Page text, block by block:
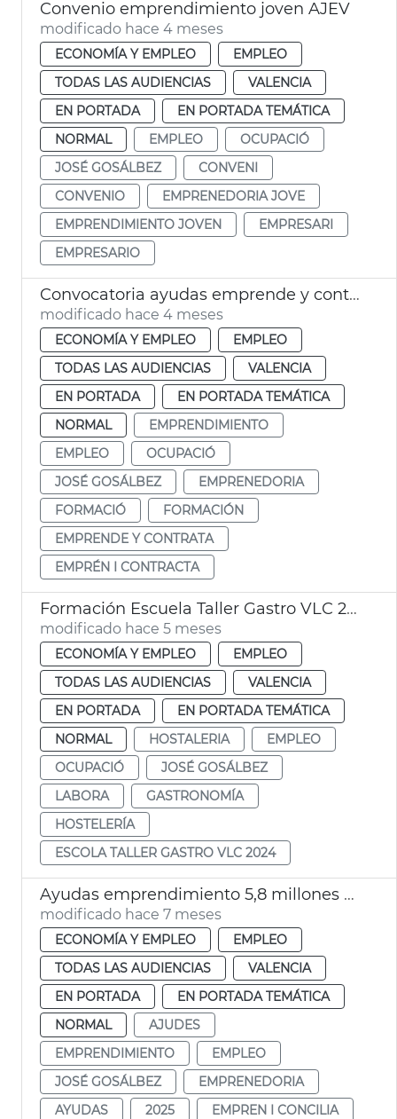
Convenio emprendimiento joven AJEV
modificado hace 4 meses
ECONOMÍA Y EMPLEO
EMPLEO
TODAS LAS AUDIENCIAS
VALENCIA
EN PORTADA
EN PORTADA TEMÁTICA
NORMAL
EMPLEO
OCUPACIÓ
JOSÉ GOSÁLBEZ
CONVENI
CONVENIO
EMPRENEDORIA JOVE
EMPRENDIMIENTO JOVEN
EMPRESARI
EMPRESARIO
Convocatoria ayudas emprende y contrata
modificado hace 4 meses
ECONOMÍA Y EMPLEO
EMPLEO
TODAS LAS AUDIENCIAS
VALENCIA
EN PORTADA
EN PORTADA TEMÁTICA
NORMAL
EMPRENDIMIENTO
EMPLEO
OCUPACIÓ
JOSÉ GOSÁLBEZ
EMPRENEDORIA
FORMACIÓ
FORMACIÓN
EMPRENDE Y CONTRATA
EMPRÉN I CONTRACTA
Formación Escuela Taller Gastro VLC 2024 València
modificado hace 5 meses
ECONOMÍA Y EMPLEO
EMPLEO
TODAS LAS AUDIENCIAS
VALENCIA
EN PORTADA
EN PORTADA TEMÁTICA
NORMAL
HOSTALERIA
EMPLEO
OCUPACIÓ
JOSÉ GOSÁLBEZ
LABORA
GASTRONOMÍA
HOSTELERÍA
ESCOLA TALLER GASTRO VLC 2024
Ayudas emprendimiento 5,8 millones euros València 2025
modificado hace 7 meses
ECONOMÍA Y EMPLEO
EMPLEO
TODAS LAS AUDIENCIAS
VALENCIA
EN PORTADA
EN PORTADA TEMÁTICA
NORMAL
AJUDES
EMPRENDIMIENTO
EMPLEO
JOSÉ GOSÁLBEZ
EMPRENEDORIA
AYUDAS
2025
EMPREN I CONCILIA